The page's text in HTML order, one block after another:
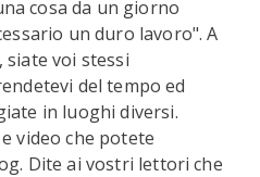
cosa da un giorno
un duro lavoro". A
voi stessi
del tempo ed
in luoghi diversi.
video che potete
Dite ai vostri lettori che